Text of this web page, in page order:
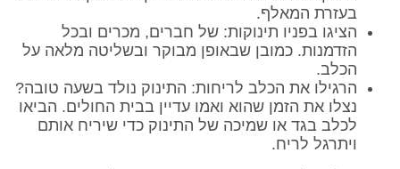
בעזרת המאלף.
הציגו בפניו תינוקות: של חברים, מכרים ובכל
הזדמנות. כמובן שבאופן מבוקר ובשליטה מלאה על
הכלב.
הרגילו את הכלב לריחות: התינוק נולד בשעה טובה?
נצלו את הזמן שהוא ואמו עדיין בבית החולים. הביאו
לכלב בגד או שמיכה של התינוק כדי שיריח אותם
ויתרגל לריח.